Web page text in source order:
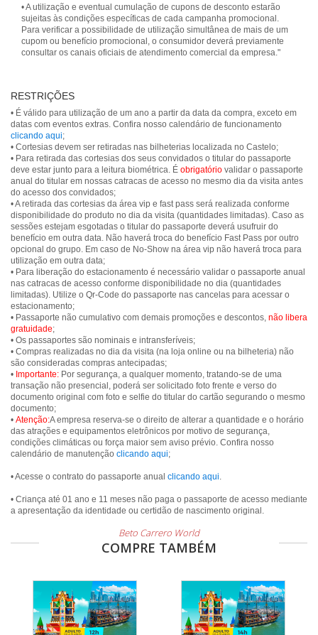
• A utilização e eventual cumulação de cupons de desconto estarão
sujeitas às condições específicas de cada campanha promocional.
Para verificar a possibilidade de utilização simultânea de mais de um
cupom ou benefício promocional, o consumidor deverá previamente
consultar os canais oficiais de atendimento comercial da empresa."
RESTRIÇÕES
• É válido para utilização de um ano a partir da data da compra, exceto em
datas com eventos extras. Confira nosso calendário de funcionamento
clicando aqui;
• Cortesias devem ser retiradas nas bilheterias localizada no Castelo;
• Para retirada das cortesias dos seus convidados o titular do passaporte
deve estar junto para a leitura biométrica. É obrigatório validar o passaporte
anual do titular em nossas catracas de acesso no mesmo dia da visita antes
do acesso dos convidados;
• A retirada das cortesias da área vip e fast pass será realizada conforme
disponibilidade do produto no dia da visita (quantidades limitadas). Caso as
sessões estejam esgotadas o titular do passaporte deverá usufruir do
benefício em outra data. Não haverá troca do benefício Fast Pass por outro
opcional do grupo. Em caso de No-Show na área vip não haverá troca para
utilização em outra data;
• Para liberação do estacionamento é necessário validar o passaporte anual
nas catracas de acesso conforme disponibilidade no dia (quantidades
limitadas). Utilize o Qr-Code do passaporte nas cancelas para acessar o
estacionamento;
• Passaporte não cumulativo com demais promoções e descontos, não libera
gratuidade;
• Os passaportes são nominais e intransferíveis;
• Compras realizadas no dia da visita (na loja online ou na bilheteria) não
são consideradas compras antecipadas;
• Importante: Por segurança, a qualquer momento, tratando-se de uma
transação não presencial, poderá ser solicitado foto frente e verso do
documento original com foto e selfie do titular do cartão segurando o mesmo
documento;
• Atenção:A empresa reserva-se o direito de alterar a quantidade e o horário
das atrações e equipamentos eletrônicos por motivo de segurança,
condições climáticas ou força maior sem aviso prévio. Confira nosso
calendário de manutenção clicando aqui;
• Acesse o contrato do passaporte anual clicando aqui.
• Criança até 01 ano e 11 meses não paga o passaporte de acesso mediante
a apresentação da identidade ou certidão de nascimento original.
Beto Carrero World
COMPRE TAMBÉM